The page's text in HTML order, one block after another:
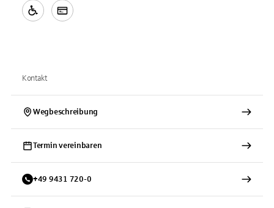
Kontakt
Wegbeschreibung
Termin vereinbaren
+49 9431 720-0